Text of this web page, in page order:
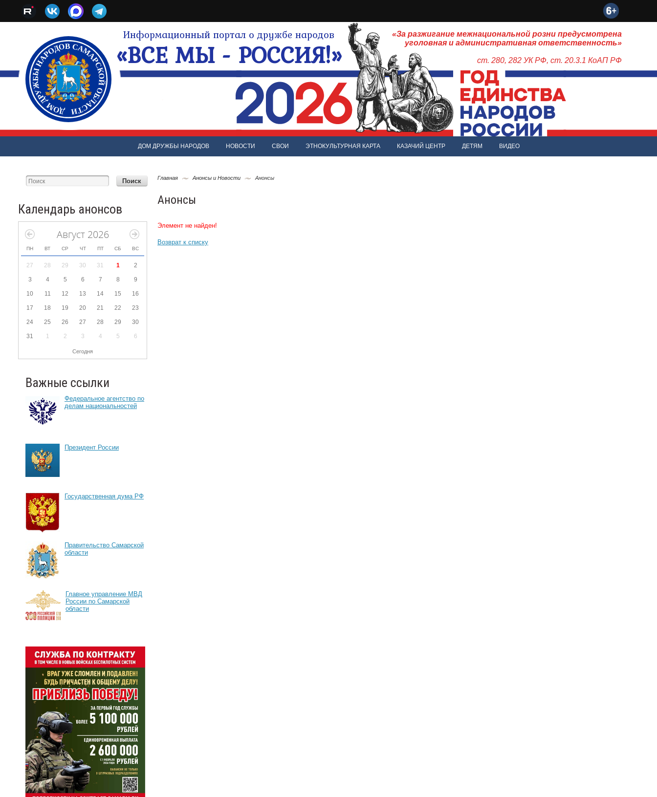
Информационный портал о дружбе народов
«ВСЕ МЫ - РОССИЯ!»
«За разжигание межнациональной розни предусмотрена
уголовная и административная ответственность»
ст. 280, 282 УК РФ, ст. 20.3.1 КоАП РФ
ДОМ ДРУЖБЫ НАРОДОВ НОВОСТИ СВОИ ЭТНОКУЛЬТУРНАЯ КАРТА КАЗАЧИЙ ЦЕНТР ДЕТЯМ ВИДЕО
Календарь анонсов
Август 2026
ПН ВТ СР ЧТ ПТ СБ ВС
27 28 29 30 31 1 2
3 4 5 6 7 8 9
10 11 12 13 14 15 16
17 18 19 20 21 22 23
24 25 26 27 28 29 30
31 1 2 3 4 5 6
Сегодня
Важные ссылки
Федеральное агентство по
делам национальностей
Президент России
Государственная дума РФ
Правительство Самарской
области
Главное управление МВД
России по Самарской
области
Главная Анонсы и Новости Анонсы
Анонсы
Элемент не найден!
Возврат к списку